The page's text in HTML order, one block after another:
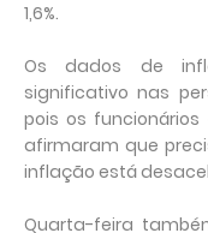
1,6%.
Os dados de
significativo nas
pois os
afirmaram que
inflação está
Quarta-feira